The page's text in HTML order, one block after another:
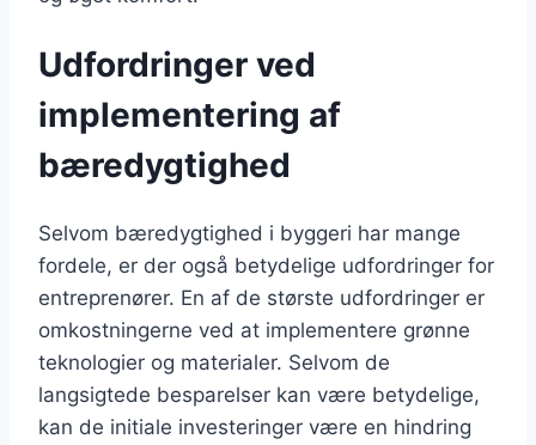
Udfordringer ved
implementering af
bæredygtighed
Selvom bæredygtighed i byggeri har mange
fordele, er der også betydelige udfordringer for
entreprenører. En af de største udfordringer er
omkostningerne ved at implementere grønne
teknologier og materialer. Selvom de
langsigtede besparelser kan være betydelige,
kan de initiale investeringer være en hindring